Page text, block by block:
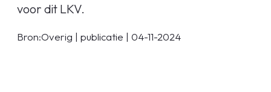
voor dit LKV.
Bron:Overig | publicatie | 04-11-2024